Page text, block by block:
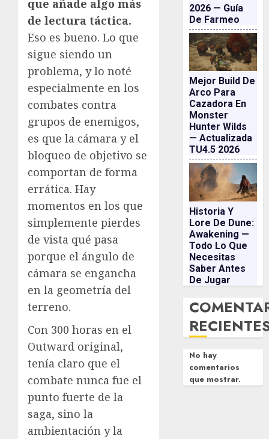
que añade algo más
de lectura táctica.
Eso es bueno. Lo que
sigue siendo un
problema, y lo noté
especialmente en los
combates contra
grupos de enemigos,
es que la cámara y el
bloqueo de objetivo se
comportan de forma
errática. Hay
momentos en los que
simplemente pierdes
de vista qué pasa
porque el ángulo de
cámara se engancha
en la geometría del
terreno.
Con 300 horas en el
Outward original,
tenía claro que el
combate nunca fue el
punto fuerte de la
saga, sino la
ambientación y la
2026 — Guía
De Farmeo
Mejor Build De
Arco Para
Cazadora En
Monster
Hunter Wilds
— Actualizada
TU4.5 2026
Historia Y
Lore De Dune:
Awakening —
Todo Lo Que
Necesitas
Saber Antes
De Jugar
No hay
comentarios
que mostrar.